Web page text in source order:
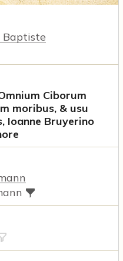
Baptiste
Ciborum
moribus, & usu
Ioanne Bruyerino